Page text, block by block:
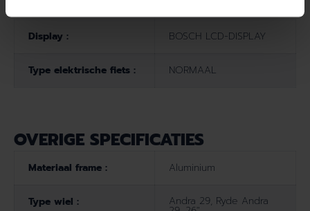
Display : BOSCH LCD-DISPLAY
Type elektrische fiets : NORMAAL
OVERIGE SPECIFICATIES
Materiaal frame : Aluminium
Type wiel : Andra 29, Ryde Andra